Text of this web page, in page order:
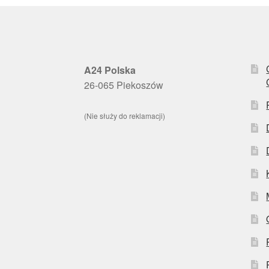
A24 Polska
26-065 Piekoszów
(Nie służy do reklamacji)